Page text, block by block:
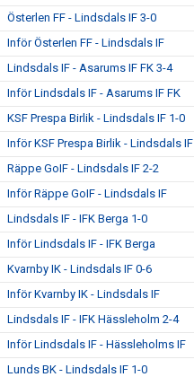
Österlen FF - Lindsdals IF 3-0
Inför Österlen FF - Lindsdals IF
Lindsdals IF - Asarums IF FK 3-4
Inför Lindsdals IF - Asarums IF FK
KSF Prespa Birlik - Lindsdals IF 1-0
Inför KSF Prespa Birlik - Lindsdals IF
Räppe GoIF - Lindsdals IF 2-2
Inför Räppe GoIF - Lindsdals IF
Lindsdals IF - IFK Berga 1-0
Inför Lindsdals IF - IFK Berga
Kvarnby IK - Lindsdals IF 0-6
Inför Kvarnby IK - Lindsdals IF
Lindsdals IF - IFK Hässleholm 2-4
Inför Lindsdals IF - Hässleholms IF
Lunds BK - Lindsdals IF 1-0